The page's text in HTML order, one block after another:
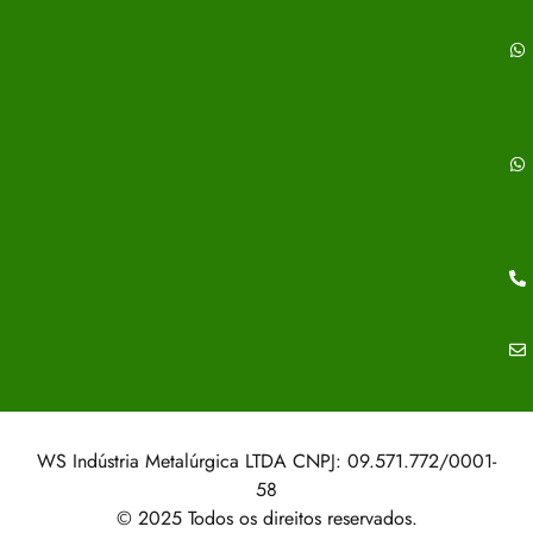
WS Indústria Metalúrgica LTDA CNPJ: 09.571.772/0001-
58
© 2025 Todos os direitos reservados.